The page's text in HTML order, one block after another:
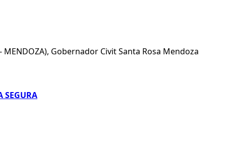
- MENDOZA), Gobernador Civit Santa Rosa Mendoza
SEGURA